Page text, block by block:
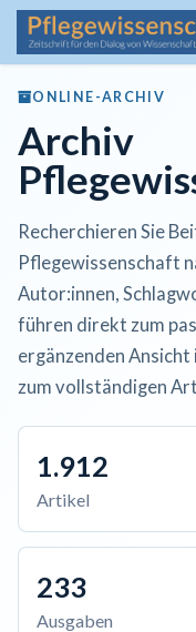
Zum Inhalt springen
ONLINE-ARCHIV
Archiv
Recherchieren Sie
Pflegewissenschaft
Autor:innen,
führen direkt zum
ergänzenden
zum vollständigen
1.912
Artikel
233
Ausgaben